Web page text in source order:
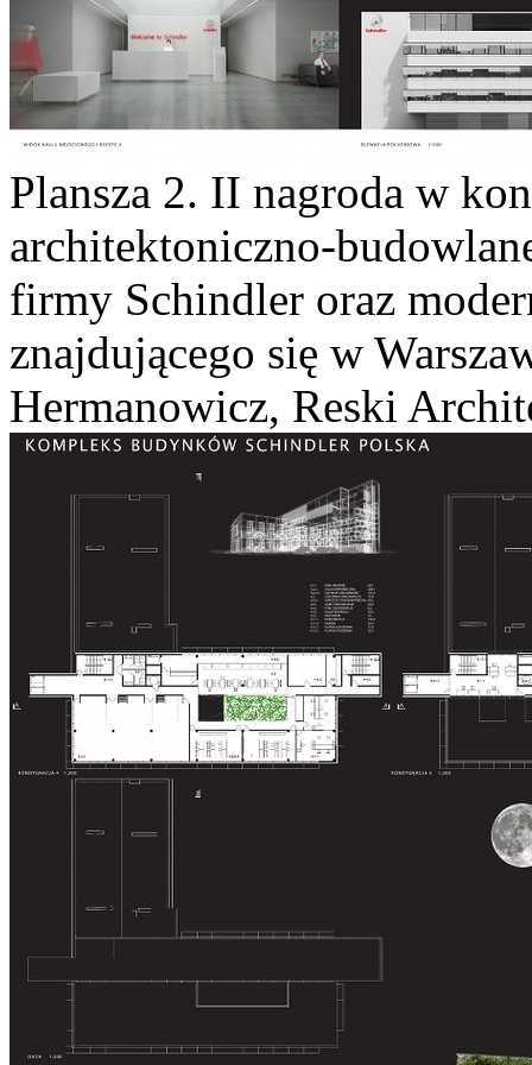
Plansza 2. II nagroda w
architektoniczno-
firmy Schindler oraz
znajdującego się w
Hermanowicz, Reski